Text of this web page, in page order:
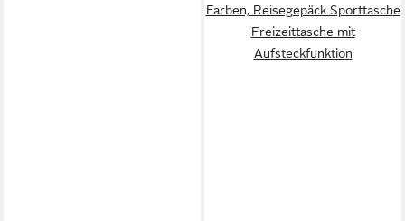
Farben, Reisegepäck Sporttasche
Freizeittasche mit
Aufsteckfunktion